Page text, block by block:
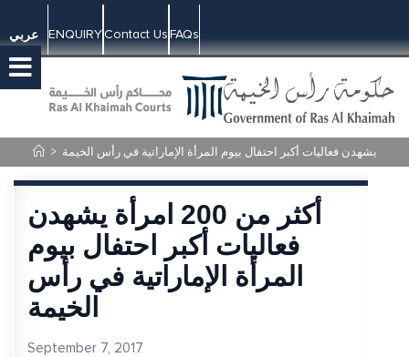
عربي ENQUIRYContact UsFAQs
>
أكثر من 200 امرأة يشهدن
فعاليات أكبر احتفال بيوم
المرأة الإماراتية في رأس
الخيمة
September 7, 2017